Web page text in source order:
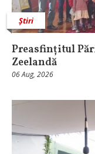
Știri
Preasfințitul
Zeelandă
06 Aug, 2026